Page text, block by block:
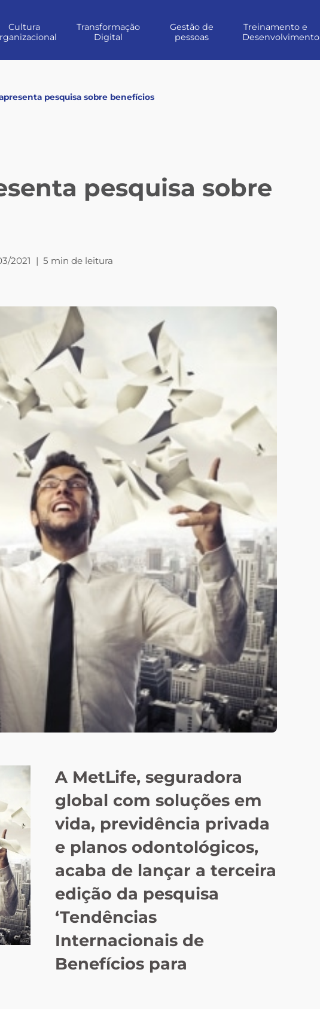
Cultura
Transformação
Digital
Gestão de
pessoas
Treinamento e
Desenvolvimento
pesquisa sobre benefícios
pesquisa sobre
2021 | 5 min de leitura
A MetLife, seguradora
global com soluções em
vida, previdência privada
e planos odontológicos,
acaba de lançar a terceira
edição da pesquisa
‘Tendências
Internacionais de
Benefícios para